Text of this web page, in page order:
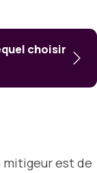
choisir
mitigeur est de